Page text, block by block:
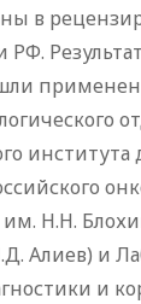
в
Н.Н.
Алиев) и
и